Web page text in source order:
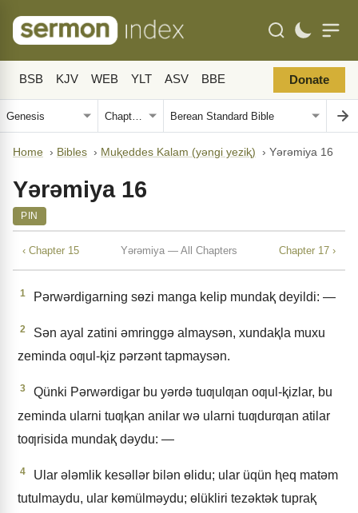
BSB KJV WEB YLT ASV BBE Donate
Home › Bibles › Muⱪeddes Kalam (yǝngi yeziⱪ) › Yǝrǝmiya 16
Yǝrǝmiya 16
PIN
‹ Chapter 15 Yǝrǝmiya — All Chapters Chapter 17 ›
1 Pǝrwǝrdigarning sɵzi manga kelip mundaⱪ deyildi: —
2
Sǝn ayal zatini ǝmringgǝ almaysǝn, xundaⱪla muxu
zeminda oƣul-ⱪiz pǝrzǝnt tapmaysǝn.
3
Qünki Pǝrwǝrdigar bu yǝrdǝ tuƣulƣan oƣul-ⱪizlar, bu
zeminda ularni tuƣⱪan anilar wǝ ularni tuƣdurƣan atilar
toƣrisida mundaⱪ dǝydu: —
4
Ular ǝlǝmlik kesǝllǝr bilǝn ɵlidu; ular üqün ⱨeq matǝm
tutulmaydu, ular kɵmülmǝydu; ɵlükliri tezǝktǝk tupraⱪ